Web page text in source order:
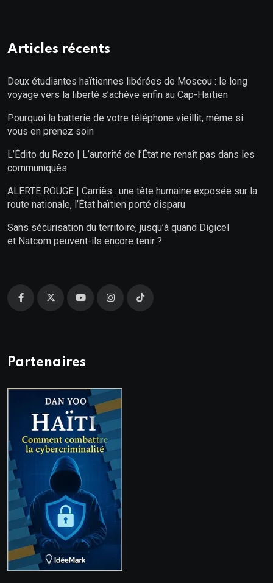
Articles récents
Deux étudiantes haïtiennes libérées de Moscou : le long
voyage vers la liberté s’achève enfin au Cap-Haïtien
Pourquoi la batterie de votre téléphone vieillit, même si
vous en prenez soin
L’Édito du Rezo | L’autorité de l’État ne renaît pas dans les
communiqués
ALERTE ROUGE | Carriès : une tête humaine exposée sur la
route nationale, l’État haïtien porté disparu
Sans sécurisation du territoire, jusqu’à quand Digicel
et Natcom peuvent-ils encore tenir ?
Partenaires